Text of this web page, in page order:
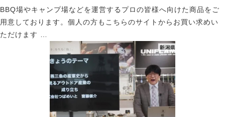
BBQ場やキャンプ場などを運営するプロの皆様へ向けた商品をご
用意しております。個人の方もこちらのサイトからお買い求めい
ただけます …